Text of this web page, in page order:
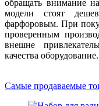
обращать внимание
модели стоят
фарфоровым. При
проверенным
внешне
качества оборудование.
Самые продаваемые